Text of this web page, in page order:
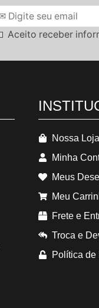
Aceito receber
Nossa Loja
Minha
Meus
Meu
Frete e
Troca e
Política